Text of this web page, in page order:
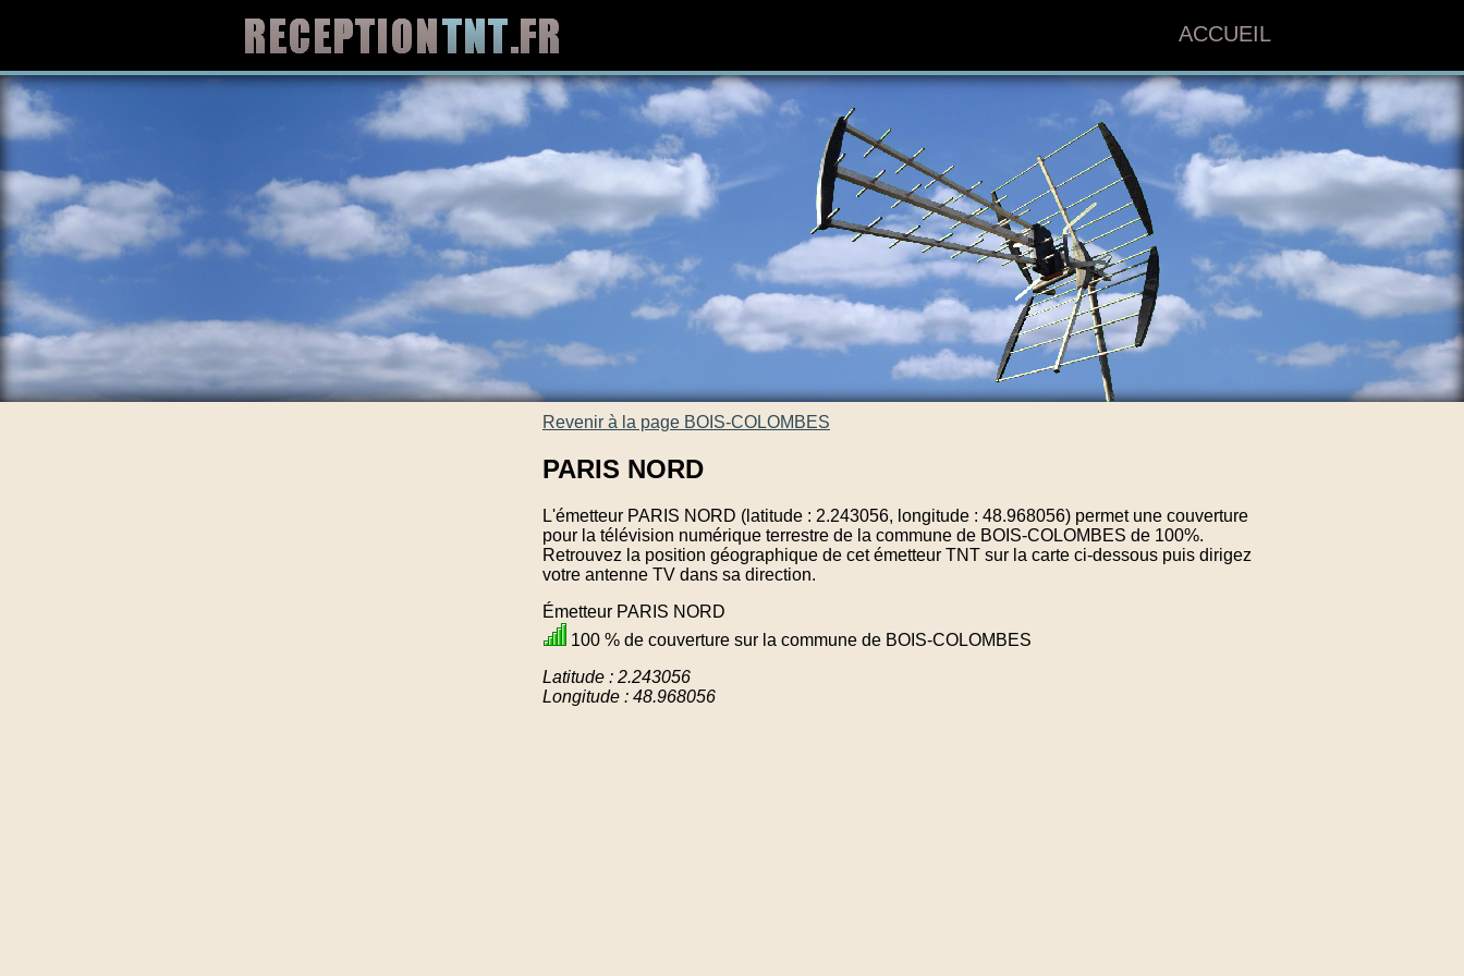
ACCUEIL
Revenir à la page BOIS-COLOMBES
PARIS NORD
L'émetteur PARIS NORD (latitude : 2.243056, longitude : 48.968056) permet une couverture
pour la télévision numérique terrestre de la commune de BOIS-COLOMBES de 100%.
Retrouvez la position géographique de cet émetteur TNT sur la carte ci-dessous puis dirigez
votre antenne TV dans sa direction.
Émetteur PARIS NORD
100 % de couverture sur la commune de BOIS-COLOMBES
Latitude : 2.243056
Longitude : 48.968056